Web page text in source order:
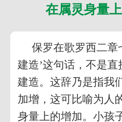
在属灵身量
保罗在歌罗西二章
建造’这句话，不是
建造。这辞乃是指我
加增，这可比喻为人
身量上的增加。小孩